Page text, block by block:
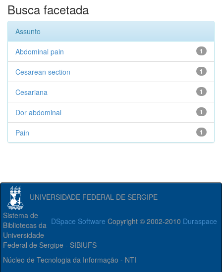
Busca facetada
Assunto
1
Abdominal pain
1
Cesarean section
1
Cesariana
1
Dor abdominal
1
Pain
UNIVERSIDADE FEDERAL DE SERGIPE
DSpace Software Copyright © 2002-2010 Duraspace
Sistema de
Bibliotecas da
Universidade
Federal de Sergipe - SIBIUFS
Núcleo de Tecnologia da Informação - NTI